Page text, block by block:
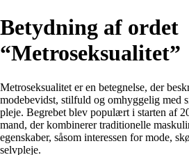
Betydning af ordet
“Metroseksualitet”
Metroseksualitet er en betegnelse, der
modebevidst, stilfuld og omhyggelig med
pleje. Begrebet blev populært i starten af
mand, der kombinerer traditionelle
egenskaber, såsom interessen for mode,
selvpleje.